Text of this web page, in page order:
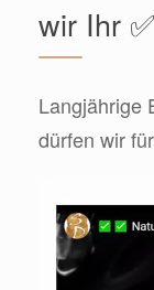
wir Ihr
Langjährige
dürfen wir